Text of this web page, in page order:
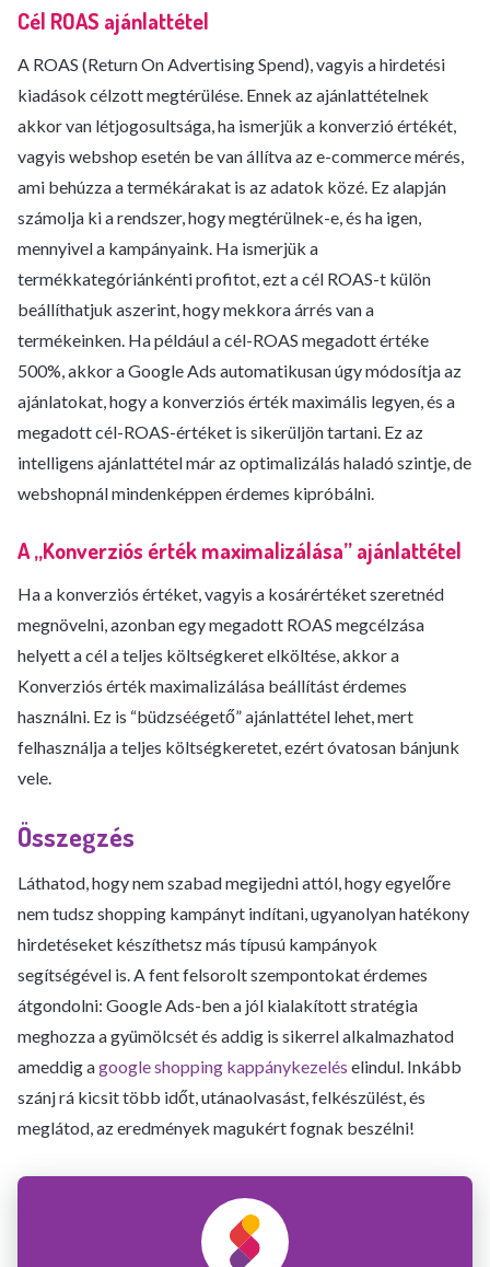
Cél ROAS ajánlattétel
A ROAS (Return On Advertising Spend), vagyis a hirdetési
kiadások célzott megtérülése. Ennek az ajánlattételnek
akkor van létjogosultsága, ha ismerjük a konverzió értékét,
vagyis webshop esetén be van állítva az e-commerce mérés,
ami behúzza a termékárakat is az adatok közé. Ez alapján
számolja ki a rendszer, hogy megtérülnek-e, és ha igen,
mennyivel a kampányaink. Ha ismerjük a
termékkategóriánkénti profitot, ezt a cél ROAS-t külön
beállíthatjuk aszerint, hogy mekkora árrés van a
termékeinken. Ha például a cél-ROAS megadott értéke
500%, akkor a Google Ads automatikusan úgy módosítja az
ajánlatokat, hogy a konverziós érték maximális legyen, és a
megadott cél-ROAS-értéket is sikerüljön tartani. Ez az
intelligens ajánlattétel már az optimalizálás haladó szintje, de
webshopnál mindenképpen érdemes kipróbálni.
A „Konverziós érték maximalizálása” ajánlattétel
Ha a konverziós értéket, vagyis a kosárértéket szeretnéd
megnövelni, azonban egy megadott ROAS megcélzása
helyett a cél a teljes költségkeret elköltése, akkor a
Konverziós érték maximalizálása beállítást érdemes
használni. Ez is “büdzséégető” ajánlattétel lehet, mert
felhasználja a teljes költségkeretet, ezért óvatosan bánjunk
vele.
Összegzés
Láthatod, hogy nem szabad megijedni attól, hogy egyelőre
nem tudsz shopping kampányt indítani, ugyanolyan hatékony
hirdetéseket készíthetsz más típusú kampányok
segítségével is. A fent felsorolt szempontokat érdemes
átgondolni: Google Ads-ben a jól kialakított stratégia
meghozza a gyümölcsét és addig is sikerrel alkalmazhatod
ameddig agoogle shopping kappánykezelés elindul. Inkább
szánj rá kicsit több időt, utánaolvasást, felkészülést, és
meglátod, az eredmények magukért fognak beszélni!